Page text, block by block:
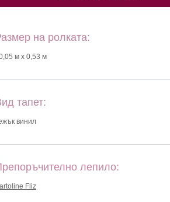
на ролката:
м х 0,53 м
тапет:
винил
лепило:
Fliz